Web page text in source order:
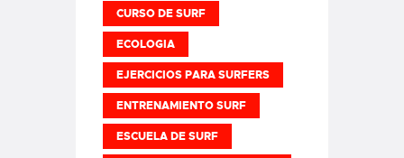
CURSO DE SURF
ECOLOGIA
EJERCICIOS PARA SURFERS
ENTRENAMIENTO SURF
ESCUELA DE SURF